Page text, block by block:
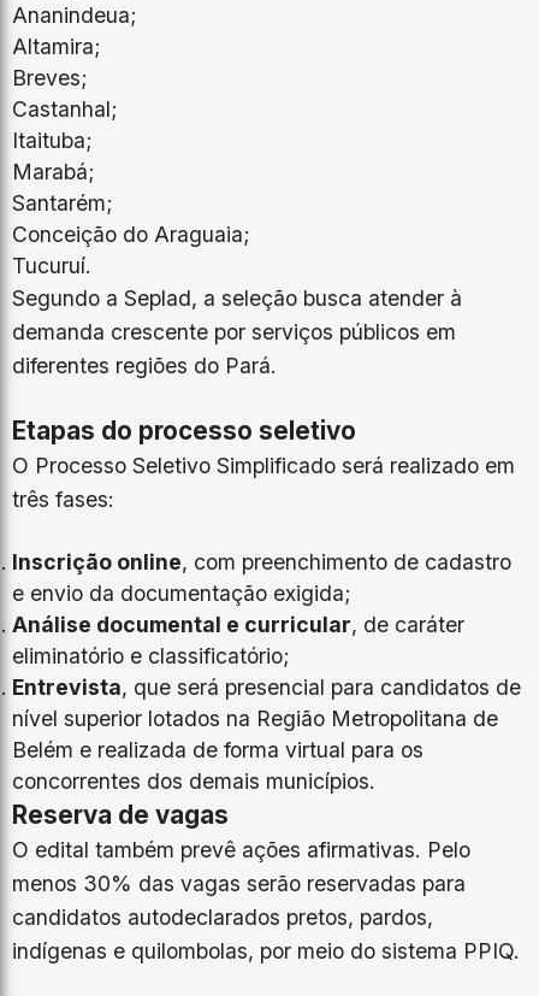
Ananindeua;
Altamira;
Breves;
Castanhal;
Itaituba;
Marabá;
Santarém;
Conceição do Araguaia;
Tucuruí.
Segundo a Seplad, a seleção busca atender à
demanda crescente por serviços públicos em
diferentes regiões do Pará.
Etapas do processo seletivo
O Processo Seletivo Simplificado será realizado em
três fases:
Inscrição online, com preenchimento de cadastro
e envio da documentação exigida;
Análise documental e curricular, de caráter
eliminatório e classificatório;
Entrevista, que será presencial para candidatos de
nível superior lotados na Região Metropolitana de
Belém e realizada de forma virtual para os
concorrentes dos demais municípios.
Reserva de vagas
O edital também prevê ações afirmativas. Pelo
menos 30% das vagas serão reservadas para
candidatos autodeclarados pretos, pardos,
indígenas e quilombolas, por meio do sistema PPIQ.